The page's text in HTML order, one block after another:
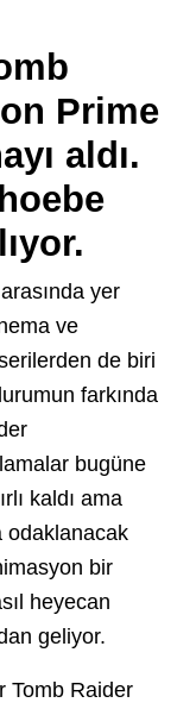
Prime
aldı.
yer
ve
de biri
farkında
bugüne
kaldı ama
odaklanacak
bir
heyecan
geliyor.
Tomb Raider